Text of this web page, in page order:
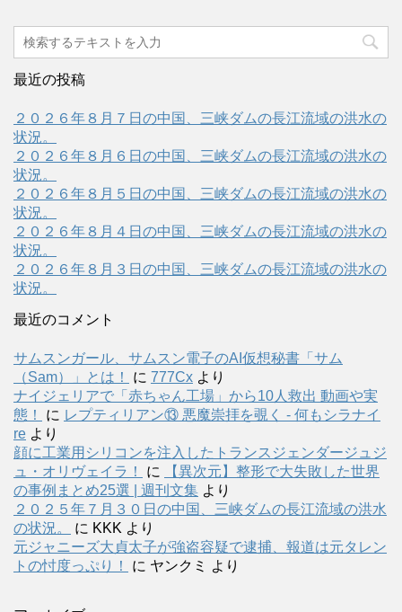
最近の投稿
２０２６年８月７日の中国、三峡ダムの長江流域の洪水の
状況。
２０２６年８月６日の中国、三峡ダムの長江流域の洪水の
状況。
２０２６年８月５日の中国、三峡ダムの長江流域の洪水の
状況。
２０２６年８月４日の中国、三峡ダムの長江流域の洪水の
状況。
２０２６年８月３日の中国、三峡ダムの長江流域の洪水の
状況。
最近のコメント
サムスンガール、サムスン電子のAI仮想秘書「サム
（Sam）」とは！
に 777Cx より
ナイジェリアで「赤ちゃん工場」から10人救出 動画や実
態！
に レプティリアン⑬ 悪魔崇拝を覗く - 何もシラナイ
re より
顔に工業用シリコンを注入したトランスジェンダージュジ
ュ・オリヴェイラ！
に
【異次元】整形で大失敗した世界
の事例まとめ25選 | 週刊文集 より
２０２５年７月３０日の中国、三峡ダムの長江流域の洪水
の状況。
に KKK より
元ジャニーズ大貞太子が強盗容疑で逮捕、報道は元タレン
トの忖度っぷり！
に ヤンクミ より